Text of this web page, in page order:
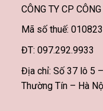
CÔNG TY CP
Mã số thuế:
ĐT: 097.292.9933
Địa chỉ: Số 37 lô 5
Thường Tín – Hà